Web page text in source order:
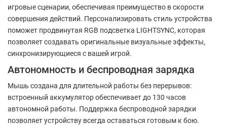
игровые сценарии, обеспечивая преимущество в скорости
совершения действий. Персонализировать стиль устройства
поможет продвинутая RGB подсветка LIGHTSYNC, которая
позволяет создавать оригинальные визуальные эффекты,
синхронизирующиеся с вашей игрой.
Автономность и беспроводная зарядка
Мышь создана для длительной работы без перерывов:
встроенный аккумулятор обеспечивает до 130 часов
автономной работы. Поддержка беспроводной зарядки
позволяет устройству всегда оставаться готовым к бою.